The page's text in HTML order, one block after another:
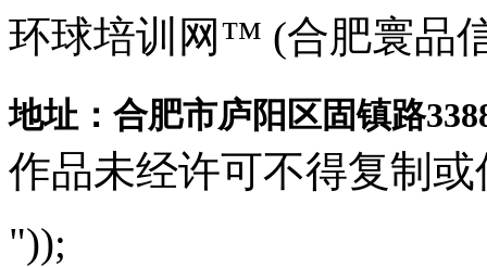
环球培训网™ (合肥寰品
地址：合肥市庐阳区固镇路
作品未经许可不得复制或
"));